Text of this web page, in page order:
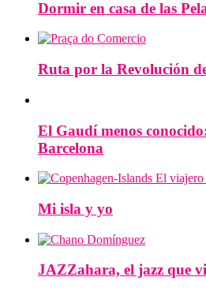
Dormir en casa de las
Ruta por la Revolución
El Gaudí menos
Barcelona
Mi isla y yo
JAZZahara, el jazz que